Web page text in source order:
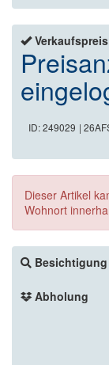
Verkaufspreis
ID: 249029 |
Dieser Artikel
Wohnort
Besichtigung
Abholung